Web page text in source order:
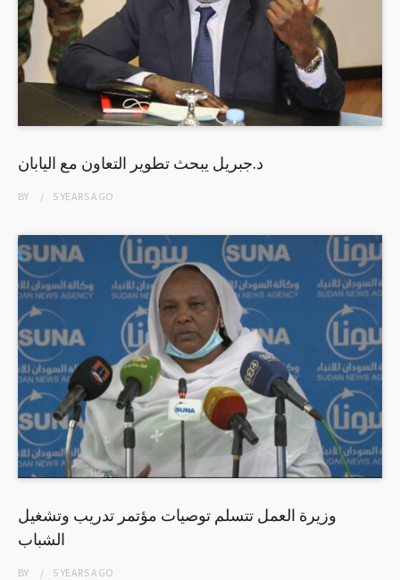
د.جبريل يبحث تطوير التعاون مع اليابان
BY 5 YEARSAGO
وزيرة العمل تتسلم توصيات مؤتمر تدريب وتشغيل
الشباب
BY 5 YEARSAGO